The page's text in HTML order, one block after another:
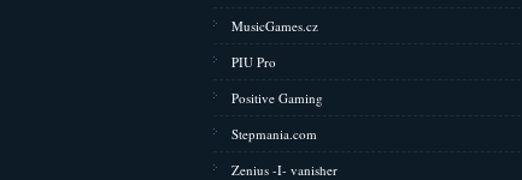
MusicGames.cz
PIU Pro
Positive Gaming
Stepmania.com
Zenius -I- vanisher